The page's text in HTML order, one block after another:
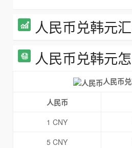
人民币兑韩元
人民币兑韩元
人民币
人民币
1 CNY
5 CNY